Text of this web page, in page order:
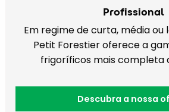
Profissional
Em regime de curta, média ou
Petit Forestier oferece a
frigoríficos mais completa
Descubra a nossa